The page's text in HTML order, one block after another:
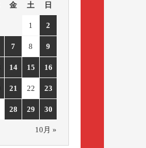
金 土 日
1 2
7 8 9
14 15 16
21 22 23
28 29 30
10月 »